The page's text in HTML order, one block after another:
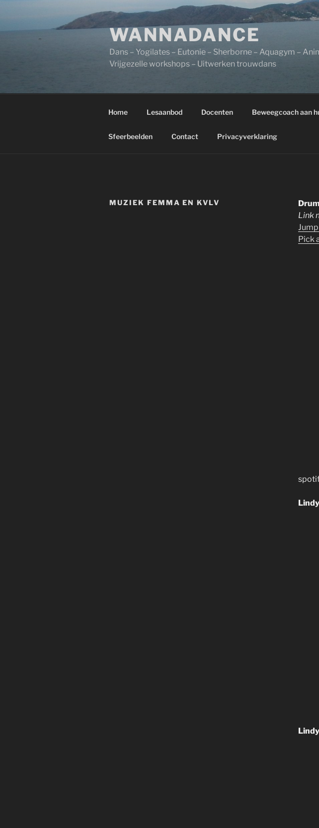
de
WANNADANCE
Dans – Yogilates – Eutonie – Sherborne – Aquagym –
Vrijgezelle workshops – Uitwerken trouwdans
Home Lesaanbod Docenten Beweegcoach aan
Sfeerbeelden Contact Privacyverklaring
MUZIEK FEMMA EN KVLV
Link
Pick